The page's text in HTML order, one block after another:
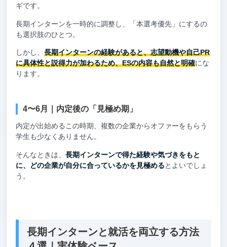
ギです。
長期インターンを一時的に調整し、「本選考優先」にするの
も選択肢のひとつ。
しかし、 長期インターンの経験があると、志望動機や自己PR
に具体性と説得力が加わるため、ESの内容も自然と明確にな
ります。
4〜6月｜内定後の「見極め期」
内定が出始めるこの時期、複数の企業からオファーをもらう
学生も少なくありません。
そんなときは、 長期インターンで得た経験や気づきをもと
に、どの企業が自分に合っているかを見極めるとよいでしょ
う。
長期インターンと就活を両立する方法